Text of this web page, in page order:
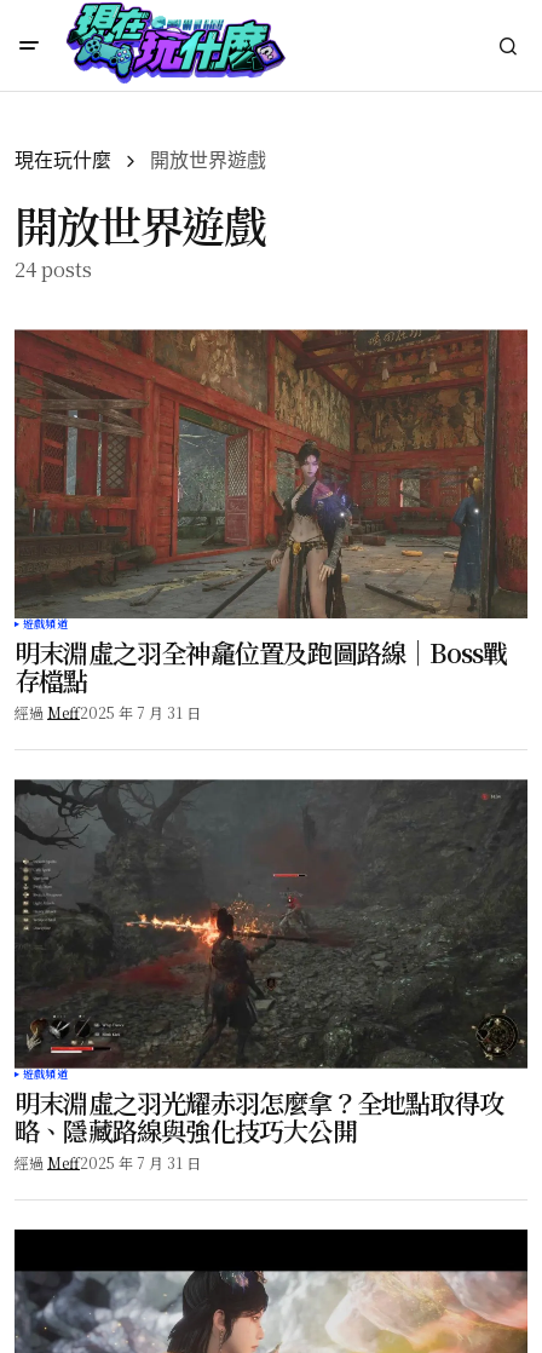
現在玩什麼 開放世界遊戲
開放世界遊戲
24 posts
遊戲頻道
明末淵虛之羽全神龕位置及跑圖路線｜Boss戰
存檔點
經過 Meff2025 年 7 月 31 日
遊戲頻道
明末淵虛之羽光耀赤羽怎麼拿？全地點取得攻
略、隱藏路線與強化技巧大公開
經過 Meff2025 年 7 月 31 日